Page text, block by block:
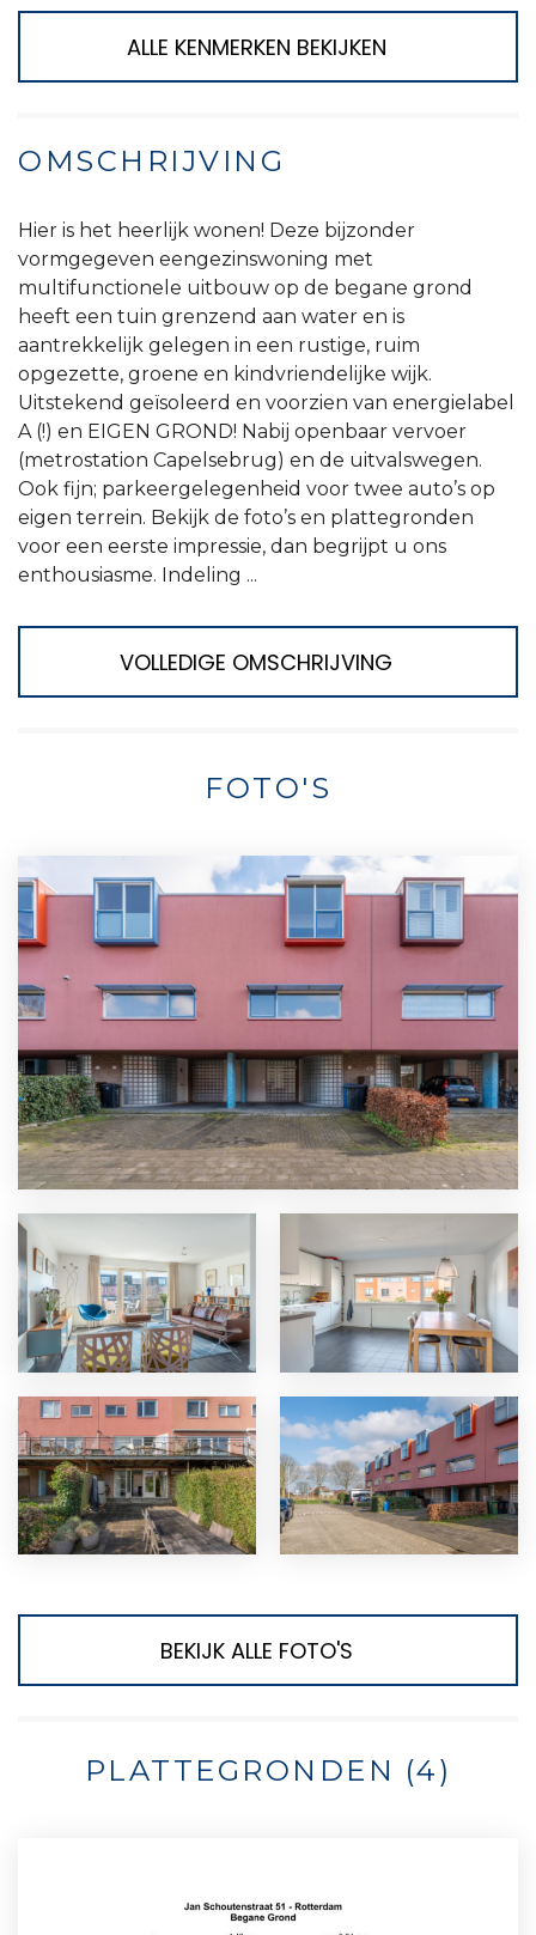
ALLE KENMERKEN BEKIJKEN
OMSCHRIJVING
Hier is het heerlijk wonen! Deze bijzonder
vormgegeven eengezinswoning met
multifunctionele uitbouw op de begane grond
heeft een tuin grenzend aan water en is
aantrekkelijk gelegen in een rustige, ruim
opgezette, groene en kindvriendelijke wijk.
Uitstekend geïsoleerd en voorzien van energielabel
A (!) en EIGEN GROND! Nabij openbaar vervoer
(metrostation Capelsebrug) en de uitvalswegen.
Ook fijn; parkeergelegenheid voor twee auto’s op
eigen terrein. Bekijk de foto’s en plattegronden
voor een eerste impressie, dan begrijpt u ons
enthousiasme. Indeling ...
VOLLEDIGE OMSCHRIJVING
FOTO'S
BEKIJK ALLE FOTO'S
PLATTEGRONDEN (4)